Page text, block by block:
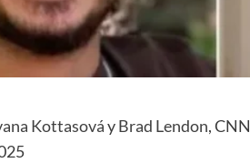
KottasováyBrad Lendon, CNN